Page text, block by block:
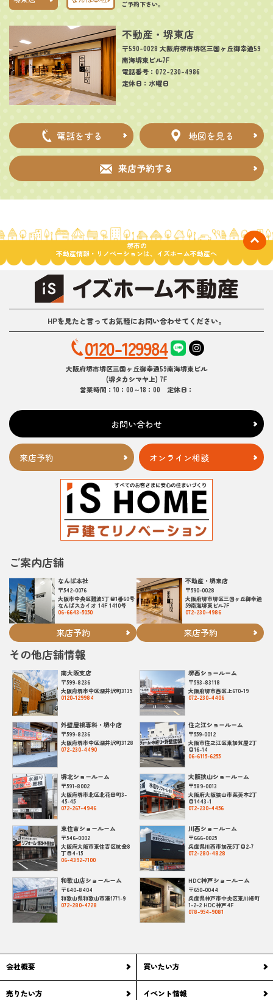
ご予約下さい。
不動産・堺東店
〒590-0028 大阪府堺市堺区三国ヶ丘御幸通59
南海堺東ビル7F
電話番号：072-230-4986
定休日：水曜日
電話をする 地図を見る
来店予約する
堺市の
不動産情報・リノベーションは、イズホーム不動産へ
HPを見たと言ってお気軽にお問い合わせてください。
0120-129984
大阪府堺市堺区三国ヶ丘御幸通59南海堺東ビル
(堺タカシマヤ上) 7F
営業時間：10：00～18：00 定休日：
お問い合わせ
来店予約 オンライン相談
ご案内店舗
なんば本社
〒542-0076
大阪市中央区難波5丁目1番60号
なんばスカイオ 14F 1410号
06-6643-5050
来店予約
不動産・堺東店
〒590-0028
大阪府堺市堺区三国ヶ丘御幸通
59南海堺東ビル7F
072-230-4986
来店予約
その他店舗情報
南大阪支店
〒599-8236
大阪府堺市中区深井沢町3135
0120-129984
外壁屋根専科・堺中店
〒599-8236
大阪府堺市中区深井沢町3128
072-230-4490
堺北ショールーム
〒591-8002
大阪府堺市北区北花田町3-
45-45
072-267-4946
東住吉ショールーム
〒546-0002
大阪府大阪市東住吉区杭全8
丁目4-15
06-4392-7100
和歌山店ショールーム
〒640-8404
和歌山県和歌山市湊1771-9
072-280-4728
堺西ショールーム
〒593-83118
大阪府堺市西区上670-19
072-230-4406
住之江ショールーム
〒559-0012
大阪市住之江区東加賀屋2丁
目16-14
06-6115-6255
大阪狭山ショールーム
〒589-0013
大阪府大阪狭山市茱萸木2丁
目1443-1
072-230-4456
川西ショールーム
〒666-0025
兵庫県川西市加茂5丁目2-7
072-280-4828
HDC神戸ショールーム
〒650-0044
兵庫県神戸市中央区東川崎町
1-2-2 HDC神戸4F
078-954-9081
会社概要 買いたい方
売りたい方 イベント情報